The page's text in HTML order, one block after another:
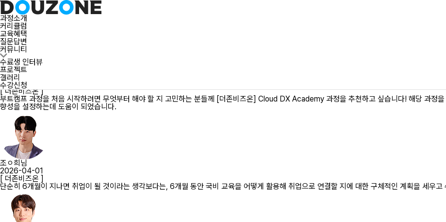
과정소개
커리큘럼
교육혜택
질문답변
커뮤니티
수료생 인터뷰
프로젝트
갤러리
수강신청
수료생 인터뷰
프로젝트
갤러리
수료생 인터뷰
[ 더존비즈온 ]
본 과정을 더 좋게 만들고자하는 노력이 있기에 지금보다도 더 좋은 환경을 누리리라고 생각합니다 . 불편한 점에 대한 피드백도 빠르게 주시니까 두
이ㅇ송님
2026-04-09
[ 더존비즈온 ]
부트캠프 과정을 처음 시작하려면 무엇부터 해야 할 지 고민하는 분들께 [더존비즈온] Cloud DX Academy 과정을 추천하고 싶습니다! 해당 과정
향성을 설정하는데 도움이 되었습니다.
조ㅇ희님
2026-04-01
[ 더존비즈온 ]
단순히 6개월이 지나면 취업이 될 것이라는 생각보다는, 6개월 동안 국비 교육을 어떻게 활용해 취업으로 연결할 지에 대한 구체적인 계획을 세우고